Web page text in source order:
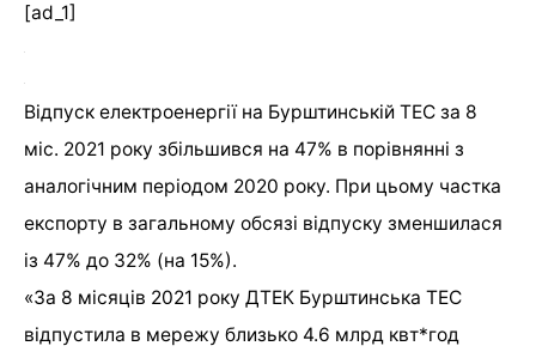
[ad_1]
Відпуск електроенергії на Бурштинській ТЕС за 8
міс. 2021 року збільшився на 47% в порівнянні з
аналогічним періодом 2020 року. При цьому частка
експорту в загальному обсязі відпуску зменшилася
із 47% до 32% (на 15%).
«За 8 місяців 2021 року ДТЕК Бурштинська ТЕС
відпустила в мережу близько 4.6 млрд квт*год